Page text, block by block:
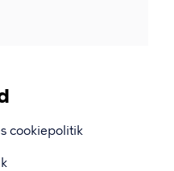
cookiepolitik